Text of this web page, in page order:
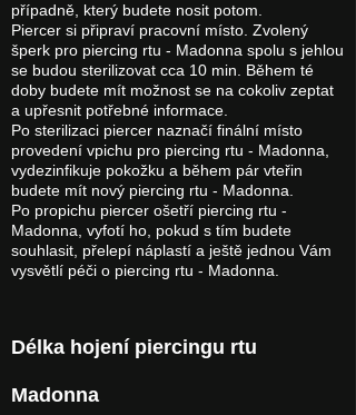
případně, který budete nosit potom.
Piercer si připraví pracovní místo. Zvolený
šperk pro piercing rtu - Madonna spolu s jehlou
se budou sterilizovat cca 10 min. Během té
doby budete mít možnost se na cokoliv zeptat
a upřesnit potřebné informace.
Po sterilizaci piercer naznačí finální místo
provedení vpichu pro piercing rtu - Madonna,
vydezinfikuje pokožku a během pár vteřin
budete mít nový piercing rtu - Madonna.
Po propichu piercer ošetří piercing rtu -
Madonna, vyfotí ho, pokud s tím budete
souhlasit, přelepí náplastí a ještě jednou Vám
vysvětlí péči o piercing rtu - Madonna.
Délka hojení piercingu rtu
Madonna